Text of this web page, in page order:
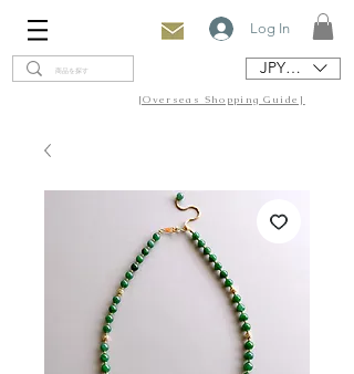
Log In
JPY (¥)
[Overseas Shopping Guide]